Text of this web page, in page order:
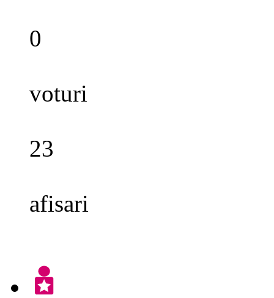
0
voturi
23
afisari